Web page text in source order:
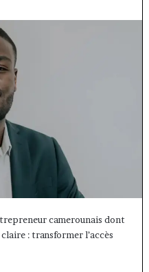
camerounais dont
: transformer l’accès